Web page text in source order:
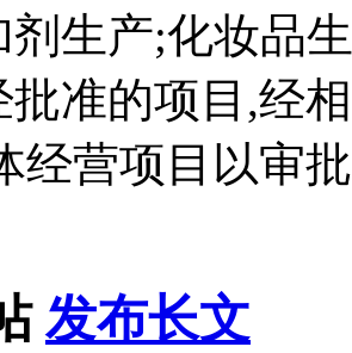
剂生产;化妆品
批准的项目,经
经营项目以审
发布长文